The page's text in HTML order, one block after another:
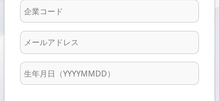
企
業
コ
ー
ド
メ
ー
ル
ア
ド
レ
生
年
月